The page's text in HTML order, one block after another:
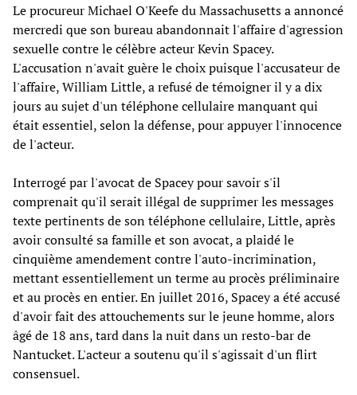
Le procureur Michael O'Keefe du Massachusetts a annoncé
mercredi que son bureau abandonnait l'affaire d'agression
sexuelle contre le célèbre acteur Kevin Spacey.
L'accusation n'avait guère le choix puisque l'accusateur de
l'affaire, William Little, a refusé de témoigner il y a dix
jours au sujet d'un téléphone cellulaire manquant qui
était essentiel, selon la défense, pour appuyer l'innocence
de l'acteur.
Interrogé par l'avocat de Spacey pour savoir s'il
comprenait qu'il serait illégal de supprimer les messages
texte pertinents de son téléphone cellulaire, Little, après
avoir consulté sa famille et son avocat, a plaidé le
cinquième amendement contre l'auto-incrimination,
mettant essentiellement un terme au procès préliminaire
et au procès en entier. En juillet 2016, Spacey a été accusé
d'avoir fait des attouchements sur le jeune homme, alors
âgé de 18 ans, tard dans la nuit dans un resto-bar de
Nantucket. L'acteur a soutenu qu'il s'agissait d'un flirt
consensuel.